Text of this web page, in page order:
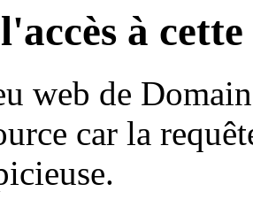
à
web de
car la